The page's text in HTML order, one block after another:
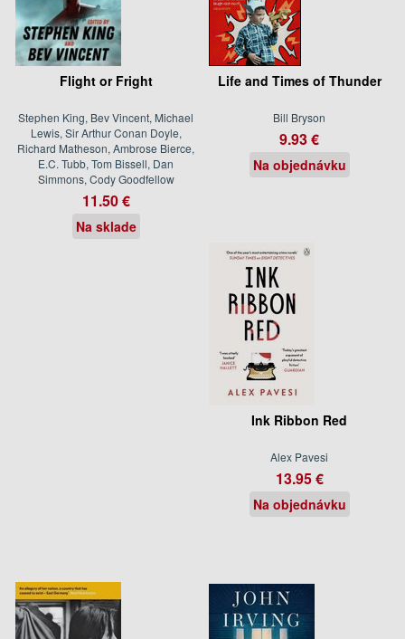
Flight or Fright
Stephen King, Bev Vincent, Michael
Lewis, Sir Arthur Conan Doyle,
Richard Matheson, Ambrose Bierce,
E.C. Tubb, Tom Bissell, Dan
Simmons, Cody Goodfellow
11.50 €
Na sklade
Life and Times of Thunder
Bill Bryson
9.93 €
Na objednávku
Ink Ribbon Red
Alex Pavesi
13.95 €
Na objednávku